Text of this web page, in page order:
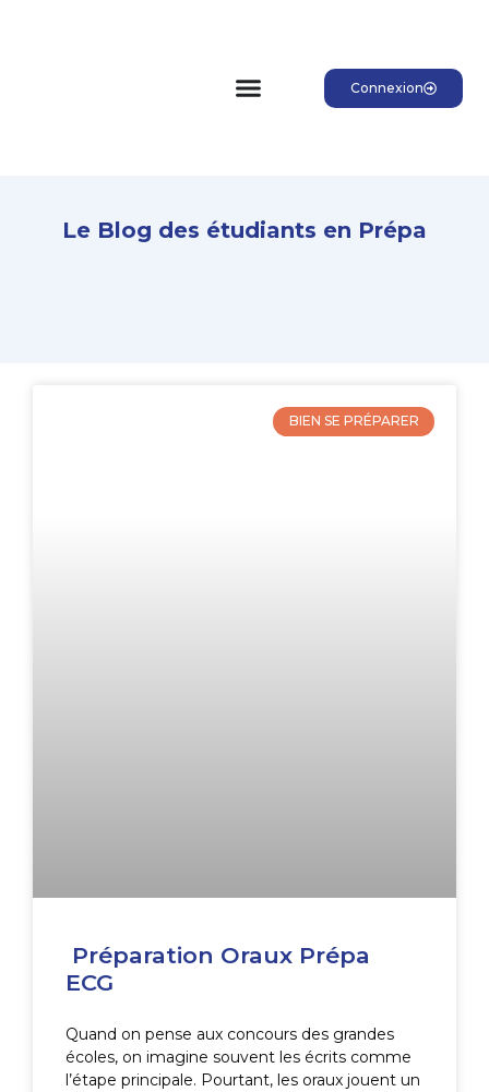
Connexion
Le Blog des étudiants en Prépa
BIEN SE PRÉPARER
Préparation Oraux Prépa
ECG
Quand on pense aux concours des grandes
écoles, on imagine souvent les écrits comme
l’étape principale. Pourtant, les oraux jouent un